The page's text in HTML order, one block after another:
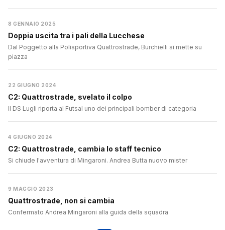
8 GENNAIO 2025
Doppia uscita tra i pali della Lucchese
Dal Poggetto alla Polisportiva Quattrostrade, Burchielli si mette su
piazza
22 GIUGNO 2024
C2: Quattrostrade, svelato il colpo
Il DS Lugli riporta al Futsal uno dei principali bomber di categoria
4 GIUGNO 2024
C2: Quattrostrade, cambia lo staff tecnico
Si chiude l'avventura di Mingaroni. Andrea Butta nuovo mister
9 MAGGIO 2023
Quattrostrade, non si cambia
Confermato Andrea Mingaroni alla guida della squadra